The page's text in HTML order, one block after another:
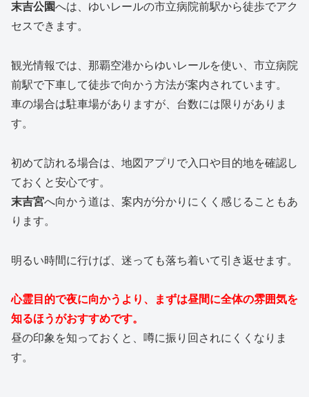
末吉公園へは、ゆいレールの市立病院前駅から徒歩でアク
セスできます。
観光情報では、那覇空港からゆいレールを使い、市立病院
前駅で下車して徒歩で向かう方法が案内されています。
車の場合は駐車場がありますが、台数には限りがありま
す。
初めて訪れる場合は、地図アプリで入口や目的地を確認し
ておくと安心です。
末吉宮へ向かう道は、案内が分かりにくく感じることもあ
ります。
明るい時間に行けば、迷っても落ち着いて引き返せます。
心霊目的で夜に向かうより、まずは昼間に全体の雰囲気を
知るほうがおすすめです。
昼の印象を知っておくと、噂に振り回されにくくなりま
す。